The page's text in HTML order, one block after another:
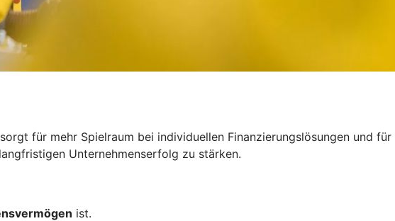
für mehr Spielraum bei individuellen Finanzierungslösungen und für
Unternehmenserfolg zu stärken.
ist.